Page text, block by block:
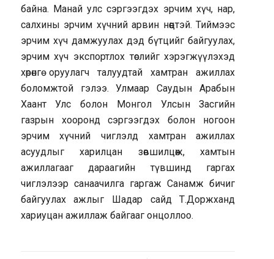
байна. Манай улс сэргээгдэх эрчим хүч, нар,
салхины эрчим хүчний арвин нөөцтэй. Тиймээс
эрчим хүч дамжуулах дэд бүтцийг байгуулах,
эрчим хүч экспортлох төслийг хэрэгжүүлэхэд
хөрөнгө оруулагч талуудтай хамтран ажиллах
боломжтой гэлээ. Улмаар Саудын Арабын
Хаант Улс болон Монгол Улсын Засгийн
газрын хооронд сэргээгдэх болон ногоон
эрчим хүчний чиглэлд хамтран ажиллах
асуудлыг харилцан зөвшилцөж, хамтын
ажиллагааг дараагийн түвшинд гаргах
чиглэлээр санаачилга гаргаж Санамж бичиг
байгуулах ажлыг Шадар сайд Т.Доржханд
хариуцан ажиллаж байгааг онцоллоо.